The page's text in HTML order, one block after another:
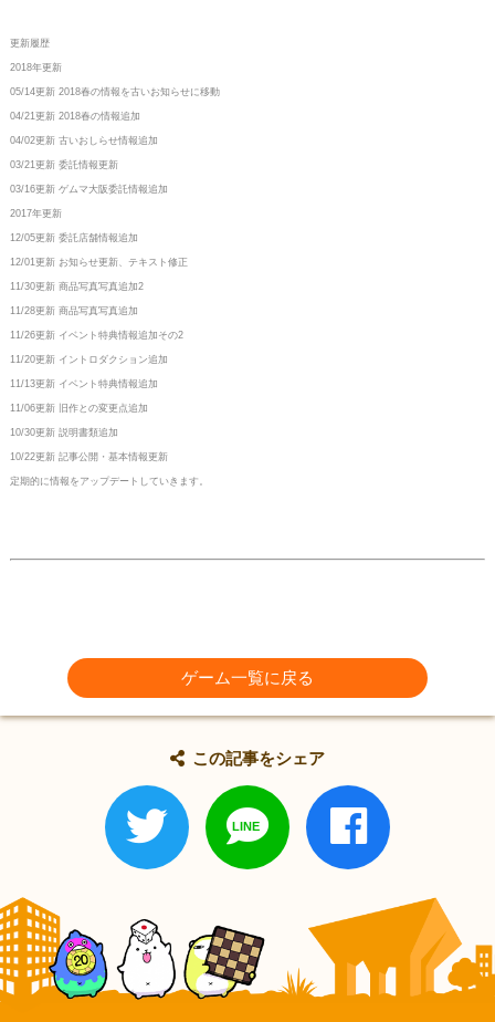
更新履歴
2018年更新
05/14更新 2018春の情報を古いお知らせに移動
04/21更新 2018春の情報追加
04/02更新 古いおしらせ情報追加
03/21更新 委託情報更新
03/16更新 ゲムマ大阪委託情報追加
2017年更新
12/05更新 委託店舗情報追加
12/01更新 お知らせ更新、テキスト修正
11/30更新 商品写真写真追加2
11/28更新 商品写真写真追加
11/26更新 イベント特典情報追加その2
11/20更新 イントロダクション追加
11/13更新 イベント特典情報追加
11/06更新 旧作との変更点追加
10/30更新 説明書類追加
10/22更新 記事公開・基本情報更新
定期的に情報をアップデートしていきます。
ゲーム一覧に戻る
この記事をシェア